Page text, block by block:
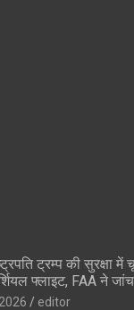
ट्रम्प की सुरक्षा
फ्लाइट, FAA ने
editor